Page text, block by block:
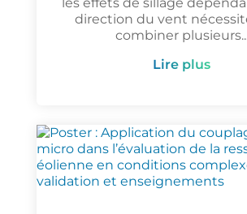
direction du vent
combiner
lire plus